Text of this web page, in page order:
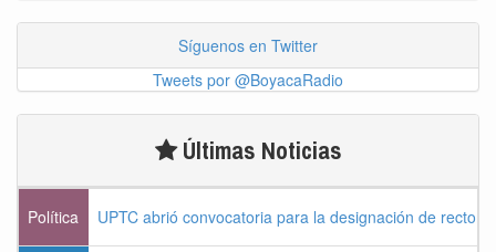
Síguenos en Twitter
Tweets por @BoyacaRadio
Últimas Noticias
Política UPTC abrió convocatoria para la designación de rector